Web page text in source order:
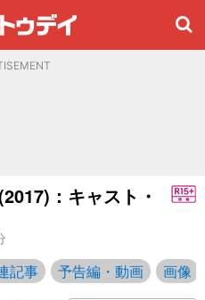
：キャスト・
記事 予告編・動画 画像